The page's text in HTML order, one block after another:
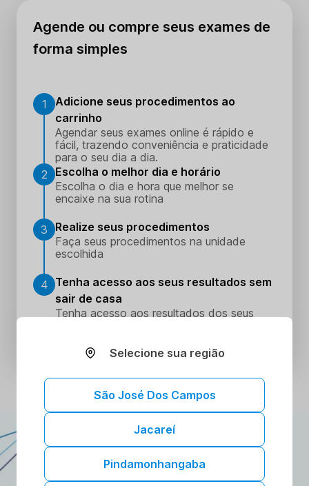
Agende ou compre seus exames de
forma simples
1
Adicione seus procedimentos ao
carrinho
Agendar seus exames online é rápido e
fácil, trazendo conveniência e praticidade
para o seu dia a dia.
2
Escolha o melhor dia e horário
Escolha o dia e hora que melhor se
encaixe na sua rotina
3
Realize seus procedimentos
Faça seus procedimentos na unidade
escolhida
4 Tenha acesso aos seus resultados sem
sair de casa
Tenha acesso aos resultados dos seus
ATENDIMENTO DOMICILIAR
A gente vai até você!
Toda a confiança e segurança dos nossos
Selecione sua região
São José Dos Campos
Jacareí
Pindamonhangaba